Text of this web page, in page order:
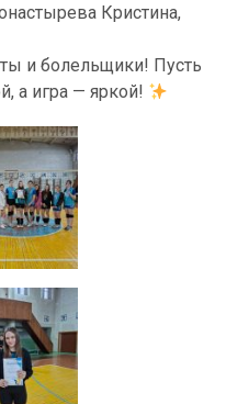
Кристина,
и болельщики! Пусть
а игра — яркой!